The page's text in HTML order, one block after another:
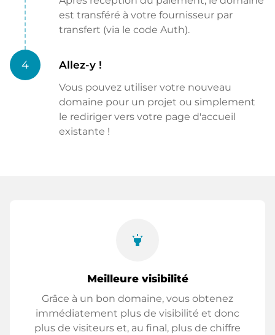
est transféré à votre fournisseur par
transfert (via le code Auth).
4 Allez-y !
Vous pouvez utiliser votre nouveau
domaine pour un projet ou simplement
le rediriger vers votre page d'accueil
existante !
highlight
Meilleure visibilité
Grâce à un bon domaine, vous obtenez
immédiatement plus de visibilité et donc
plus de visiteurs et, au final, plus de chiffre